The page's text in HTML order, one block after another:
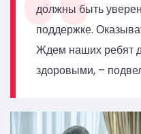
должны быть
поддержке.
Ждем наших ребят
здоровыми, –